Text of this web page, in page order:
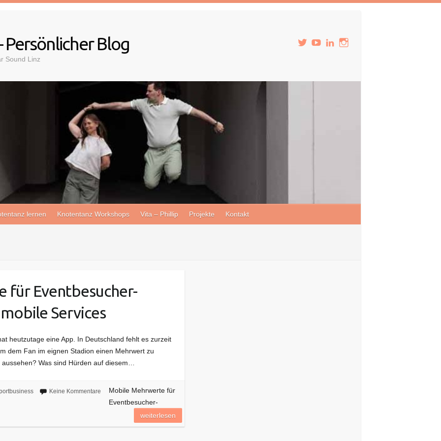
Blog
Sound Linz
lernen Knotentanz Workshops Vita – Phillip Projekte Kontakt
für Eventbesucher-
Services
heutzutage eine App. In Deutschland fehlt es zurzeit
dem Fan im eignen Stadion einen Mehrwert zu
Was sind Hürden auf diesem…
Keine Kommentare
Mobile Mehrwerte für
Eventbesucher-
weiterlesen